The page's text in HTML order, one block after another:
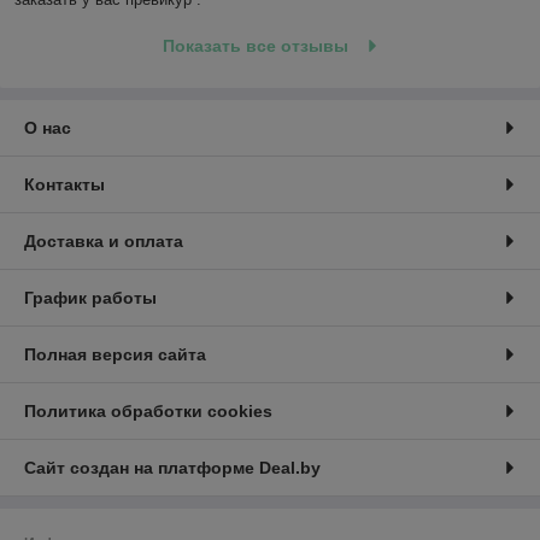
Показать все отзывы
О нас
Контакты
Доставка и оплата
График работы
Полная версия сайта
Политика обработки cookies
Сайт создан на платформе Deal.by